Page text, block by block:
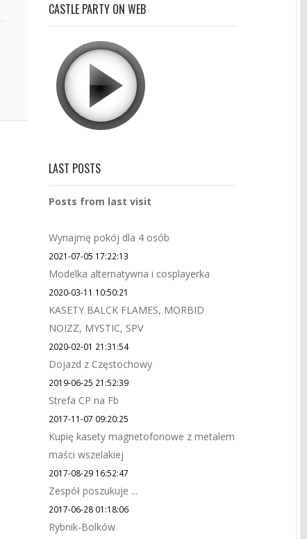
CASTLE PARTY ON WEB
LAST POSTS
Posts from last visit
Wynajmę pokój dla 4 osób
2021-07-05 17:22:13
Modelka alternatywna i cosplayerka
2020-03-11 10:50:21
KASETY BALCK FLAMES, MORBID
NOIZZ, MYSTIC, SPV
2020-02-01 21:31:54
Dojazd z Częstochowy
2019-06-25 21:52:39
Strefa CP na Fb
2017-11-07 09:20:25
Kupię kasety magnetofonowe z metalem
maści wszelakiej
2017-08-29 16:52:47
Zespół poszukuje ...
2017-06-28 01:18:06
Rybnik-Bolków